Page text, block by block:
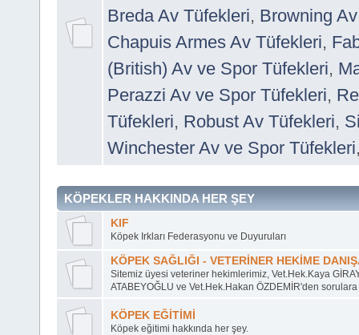
Breda Av Tüfekleri, Browning
Chapuis Armes Av Tüfekleri,
(British) Av ve Spor Tüfekleri,
Perazzi Av ve Spor Tüfekleri,
Tüfekleri, Robust Av Tüfekleri,
Winchester Av ve Spor Tüfekleri
KÖPEKLER HAKKINDA HER ŞEY
KIF
Köpek Irkları Federasyonu ve Duyuruları
KÖPEK SAĞLIĞI - VETERİNER HEKİME
Sitemiz üyesi veteriner hekimlerimiz, Vet.Hek.Kaya
ATABEYOĞLU ve Vet.Hek.Hakan ÖZDEMİR'den
KÖPEK EĞİTİMİ
Köpek eğitimi hakkında her şey.